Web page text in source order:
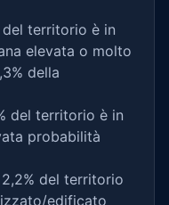
del territorio è in
elevata o molto
della
del territorio è in
probabilità
del territorio
edificato